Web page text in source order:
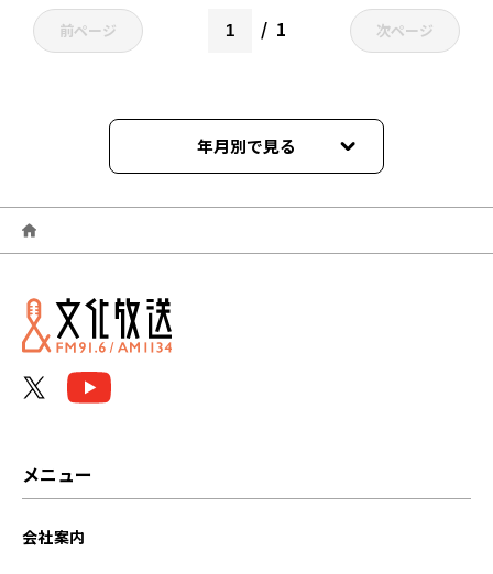
前ページ 1 次ページ
年月別で見る
2024年01月
2023年12月
メニュー
会社案内